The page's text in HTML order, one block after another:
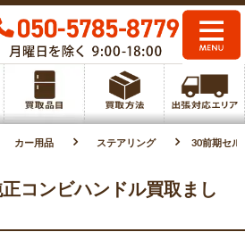
カー用品 ステアリング 30前期セル
コンビハンドル買取まし